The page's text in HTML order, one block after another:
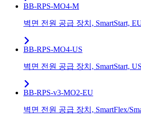
BB-RPS-MO4-M
벽면 전원 공급 장치, SmartStart,
BB-RPS-MO4-US
벽면 전원 공급 장치, SmartStart,
BB-RPS-v3-MO2-EU
벽면 전원 공급 장치, SmartFlex/